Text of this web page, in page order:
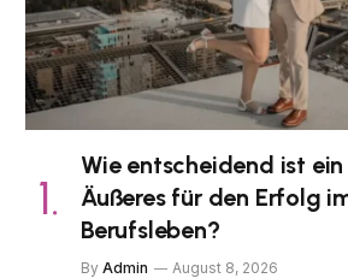
Wie entscheidend ist
Äußeres für den Erfolg
Berufsleben?
By Admin August 8, 2026